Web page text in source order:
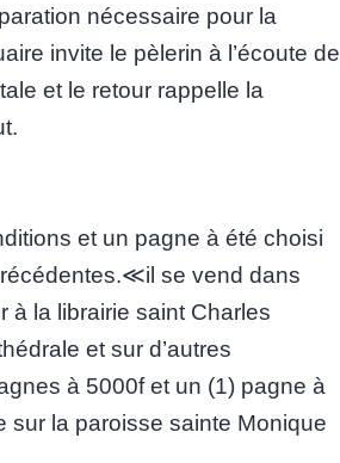
nécessaire pour la
invite le pèlerin à l’écoute de
et le retour rappelle la
et un pagne à été choisi
se vend dans
à la librairie saint Charles
et sur d’autres
à 5000f et un (1) pagne à
sur la paroisse sainte Monique